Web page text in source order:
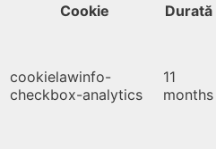
Cookie
Durată
cookielawinfo-
checkbox-analytics
11
months